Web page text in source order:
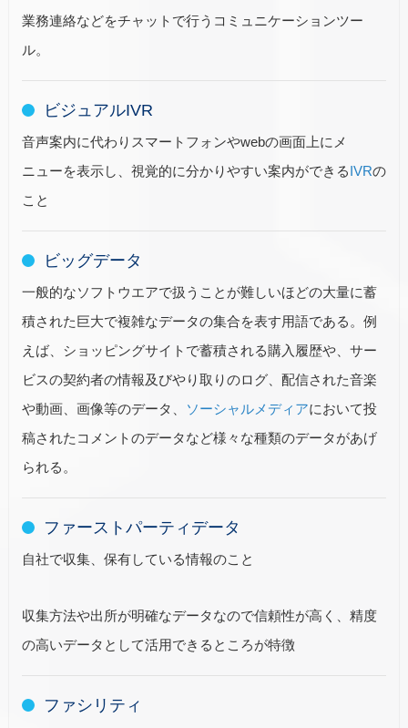
業務連絡などをチャットで行うコミュニケーションツー
ル。
ビジュアルIVR
音声案内に代わりスマートフォンやwebの画面上にメ
ニューを表示し、視覚的に分かりやすい案内ができるIVRの
こと
ビッグデータ
一般的なソフトウエアで扱うことが難しいほどの大量に蓄
積された巨大で複雑なデータの集合を表す用語である。例
えば、ショッピングサイトで蓄積される購入履歴や、サー
ビスの契約者の情報及びやり取りのログ、配信された音楽
や動画、画像等のデータ、
ソーシャルメディアにおいて投
稿されたコメントのデータなど様々な種類のデータがあげ
られる。
ファーストパーティデータ
自社で収集、保有している情報のこと
収集方法や出所が明確なデータなので信頼性が高く、精度
の高いデータとして活用できるところが特徴
ファシリティ